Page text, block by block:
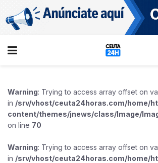
Warning: Trying to access array offset on
in /srv/vhost/ceuta24horas.com/home/
content/themes/jnews/class/Image/
on line 70
Warning: Trying to access array offset on
in /srv/vhost/ceuta24horas.com/home/